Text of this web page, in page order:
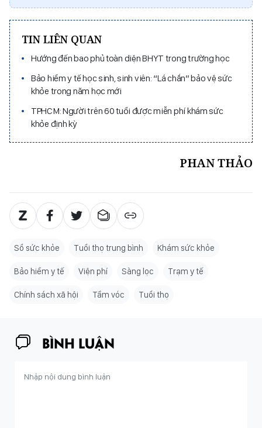
TIN LIÊN QUAN
Hướng đến bao phủ toàn diện BHYT trong trường học
Bảo hiểm y tế học sinh, sinh viên: “Lá chắn” bảo vệ sức
khỏe trong năm học mới
TPHCM: Người trên 60 tuổi được miễn phí khám sức
khỏe định kỳ
PHAN THẢO
Sổ sức khỏe Tuổi thọ trung bình Khám sức khỏe
Bảo hiểm y tế Viện phí Sàng lọc Trạm y tế
Chính sách xã hội Tầm vóc Tuổi thọ
BÌNH LUẬN